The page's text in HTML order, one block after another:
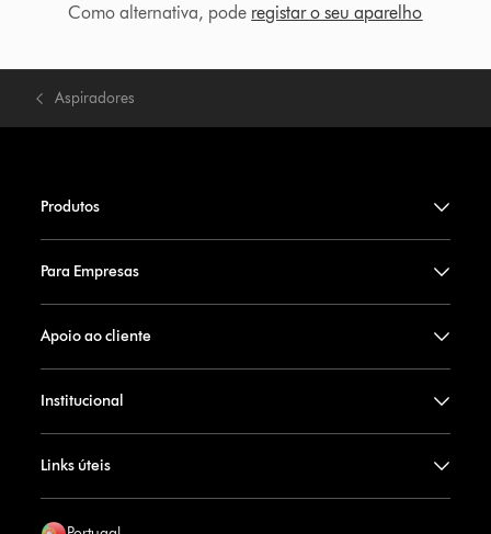
Como alternativa, pode registar o seu aparelho
Aspiradores
Produtos
Para Empresas
Apoio ao cliente
Institucional
Links úteis